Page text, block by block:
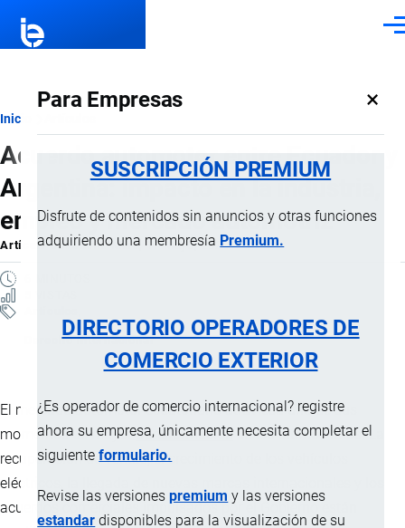
Para Empresas ×
SUSCRIPCIÓN PREMIUM
Disfrute de contenidos sin anuncios y otras funciones
adquiriendo una membresía Premium.
DIRECTORIO OPERADORES DE
COMERCIO EXTERIOR
¿Es operador de comercio internacional? registre
ahora su empresa, únicamente necesita completar el
siguienteformulario.
Revise las versionespremium y las versiones
estandar disponibles para la visualización de su
Ruta
de
navegación
Inicio
Acuerdo automotor entre Ecuador y
Argentina: impacto en la industria,
empleo y mercado automotriz
ArtículoporJaime Mise, 17 Mayo, 2026
Derecho Internacional
El mercado automotor ecuatoriano atraviesa uno de sus
momentos de mayortransformación en los últimos años. La
recuperación de ventas, el crecimiento de los vehículos
eléctricos, la llegada de nuevas marcas internacionales y los
acuerdos comerciales impulsados por el Gobierno están